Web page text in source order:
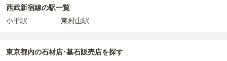
正確な費用は、区画や石材の選び方によって大きく変わるため、見
必ず確認することをおすすめします。
西武新宿線の駅一覧
小平駅
東村山駅
東京都内の石材店･墓石販売店を探す